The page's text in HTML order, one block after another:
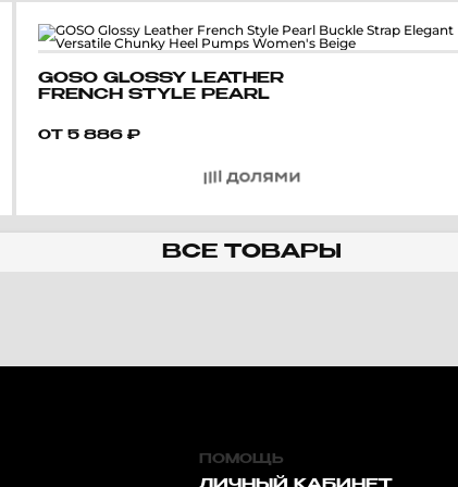
GOSO GLOSSY LEATHER
FRENCH STYLE PEARL
VERSATILE CHUNKY HEEL
PUMPS WOMEN'S BEIGE
ОТ 5 886 ₽
ВСЕ ТОВАРЫ
ПОМОЩЬ